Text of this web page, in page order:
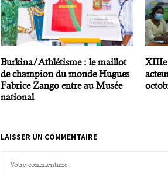
Burkina/Athlétisme : le maillot
de champion du monde Hugues
Fabrice Zango entre au Musée
national
XIIIe
LAISSER UN COMMENTAIRE